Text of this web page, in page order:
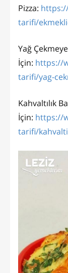
Pizza:
tarifi/
Yağ
İçin: https://
tarifi/yag-
Kahvaltılık
İçin: https://
tarifi/